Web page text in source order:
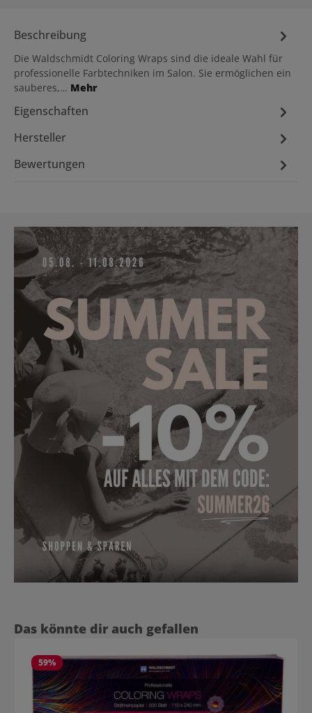
Beschreibung
Die Waldschmidt Coloring Wraps sind die ideale Wahl für
professionelle Farbtechniken im Salon. Sie ermöglichen ein
sauberes,… Mehr
Eigenschaften
Hersteller
Bewertungen
Produktgalerie überspringen
Das könnte dir auch gefallen
59%